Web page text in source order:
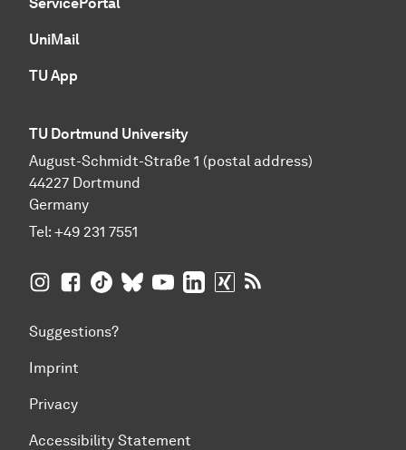
UniMail
TU App
TU Dortmund University
August-Schmidt-Straße 1 (postal address)
44227 Dortmund
Germany
Tel: +49 231 7551
TU Dortmund University on Instagram
TU Dortmund University on Facebook
TU Dortmund University on TikTok
TU Dortmund University on BlueSky
TU Dortmund University on
TU Dortmund University on
TU Dortmund University
Suggestions?
Imprint
Privacy
Accessibility Statement